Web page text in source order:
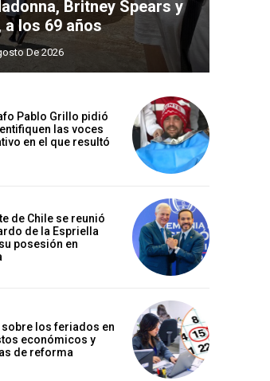
Britney Spears y
a los 69 años
De 2026
Pablo Grillo pidió
las voces
en el que resultó
de Chile se reunió
de la Espriella
posesión en
sobre los feriados en
económicos y
de reforma